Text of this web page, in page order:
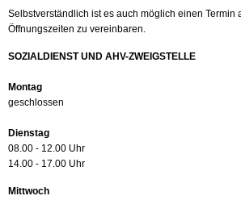
Selbstverständlich ist es auch möglich einen Termin
Öffnungszeiten zu vereinbaren.
SOZIALDIENST UND AHV-ZWEIGSTELLE
Montag
geschlossen
Dienstag
08.00 - 12.00 Uhr
14.00 - 17.00 Uhr
Mittwoch